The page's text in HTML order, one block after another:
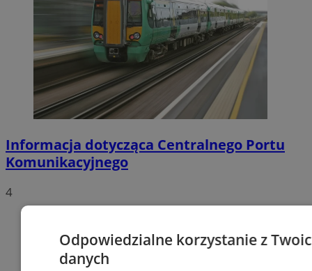
Informacja dotycząca Centralnego Portu
Komunikacyjnego
4
Odpowiedzialne korzystanie z
danych